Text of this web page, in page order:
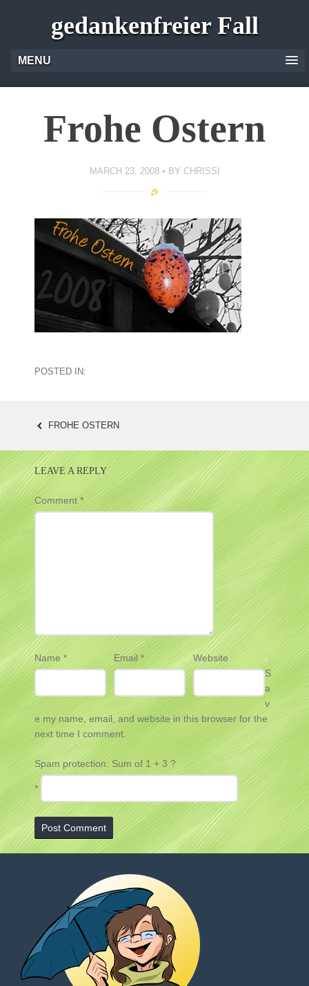
gedankenfreier Fall
MENU
Frohe Ostern
MARCH 23, 2008 BY CHRISSI
POSTED IN:
POST
NAVIGATION
FROHE OSTERN
LEAVE A REPLY
Comment *
Name * Email *
Website
S
a
v
e my name, email, and website in this browser for the
next time I comment.
Spam protection: Sum of 1 + 3 ?
*